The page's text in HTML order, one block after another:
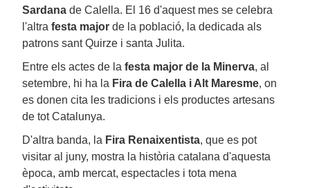
Sardana de Calella. El 16 d'aquest mes se celebra
l'altra festa major de la població, la dedicada als
patrons sant Quirze i santa Julita.
Entre els actes de la festa major de la Minerva, al
setembre, hi ha la Fira de Calella i Alt Maresme, on
es donen cita les tradicions i els productes artesans
de tot Catalunya.
D'altra banda, la Fira Renaixentista, que es pot
visitar al juny, mostra la història catalana d'aquesta
època, amb mercat, espectacles i tota mena